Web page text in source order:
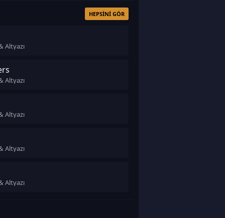
HEPSINI GÖR
Altyazı
Altyazı
Altyazı
Altyazı
Altyazı